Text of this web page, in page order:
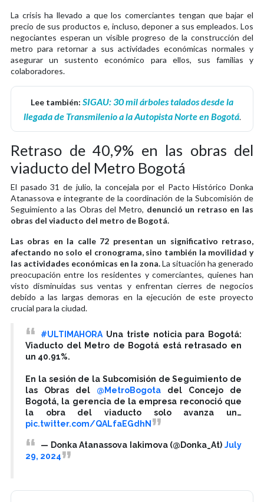
La crisis ha llevado a que los comerciantes tengan que bajar el
precio de sus productos e, incluso, deponer a sus empleados. Los
negociantes esperan un visible progreso de la construcción del
metro para retornar a sus actividades económicas normales y
asegurar un sustento económico para ellos, sus familias y
colaboradores.
Lee también: SIGAU: 30 mil árboles talados desde la
llegada de Transmilenio a la Autopista Norte en Bogotá.
Retraso de 40,9% en las obras del
viaducto del Metro Bogotá
El pasado 31 de julio, la concejala por el Pacto Histórico Donka
Atanassova e integrante de la coordinación de la Subcomisión de
Seguimiento a las Obras del Metro, denunció un retraso en las
obras del viaducto del metro de Bogotá.
Las obras en la calle 72 presentan un significativo retraso,
afectando no solo el cronograma, sino también la movilidad y
las actividades económicas en la zona.La situación ha generado
preocupación entre los residentes y comerciantes, quienes han
visto disminuidas sus ventas y enfrentan cierres de negocios
debido a las largas demoras en la ejecución de este proyecto
crucial para la ciudad.
#ULTIMAHORA Una triste noticia para Bogotá:
Viaducto del Metro de Bogotá está retrasado en
un 40.91%.
En la sesión de la Subcomisión de Seguimiento de
las Obras del @MetroBogota del Concejo de
Bogotá, la gerencia de la empresa reconoció que
la obra del viaducto solo avanza un…
pic.twitter.com/QALfaEGdhN
— Donka Atanassova Iakimova (@Donka_At) July
29, 2024